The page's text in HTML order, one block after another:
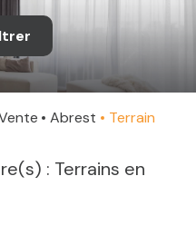
Vente Abrest Terrain
: Terrains en